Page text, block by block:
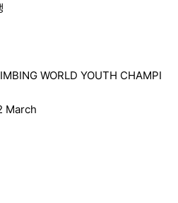
WORLD YOUTH CHAMPI
March